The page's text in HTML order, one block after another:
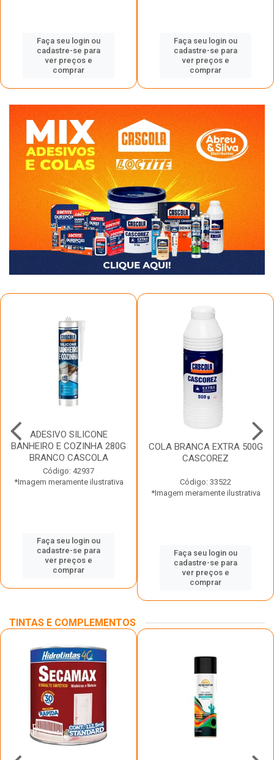
Faça seu login ou
cadastre-se para
ver preços e
comprar
Faça seu login ou
cadastre-se para
ver preços e
comprar
ADESIVO SILICONE
BANHEIRO E COZINHA 280G
BRANCO CASCOLA
Código: 42937
*Imagem meramente ilustrativa
Faça seu login ou
cadastre-se para
ver preços e
comprar
COLA BRANCA EXTRA 500G
CASCOREZ
Código: 33522
*Imagem meramente ilustrativa
Faça seu login ou
cadastre-se para
ver preços e
comprar
TINTAS E COMPLEMENTOS